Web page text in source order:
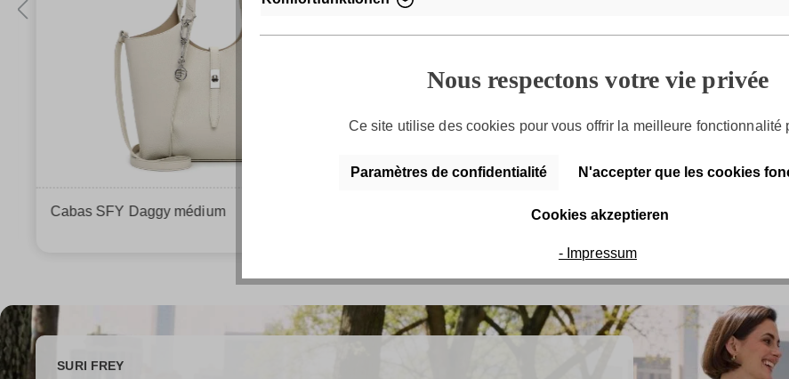
Cabas SFY Daggy médium Poche SFY Christy médium
SURI FREY
Nous respectons votre vie privée
Ce site utilise des cookies pour vous offrir la meilleure fonctionnalité
Paramètres de confidentialité N'accepter que les cookies
Cookies akzeptieren
- Impressum